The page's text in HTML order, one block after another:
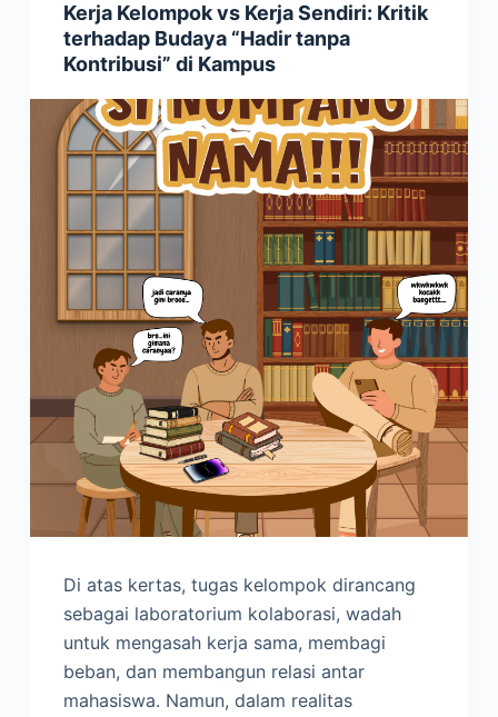
Kerja Kelompok vs Kerja Sendiri: Kritik
terhadap Budaya “Hadir tanpa
Kontribusi” di Kampus
Di atas kertas, tugas kelompok dirancang
sebagai laboratorium kolaborasi, wadah
untuk mengasah kerja sama, membagi
beban, dan membangun relasi antar
mahasiswa. Namun, dalam realitas